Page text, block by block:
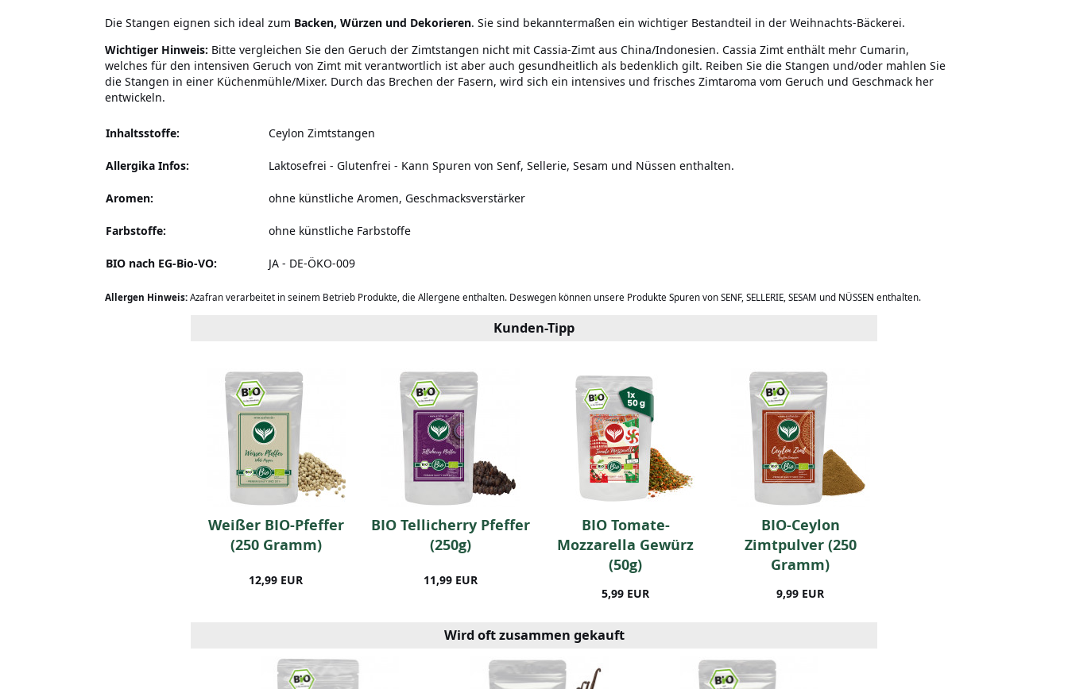
Die Stangen eignen sich ideal zum Backen, Würzen und Dekorieren. Sie sind bekanntermaßen ein wichtiger Bestandteil in der Weihnachts-Bäckerei.
Wichtiger Hinweis: Bitte vergleichen Sie den Geruch der Zimtstangen nicht mit Cassia-Zimt aus China/Indonesien. Cassia Zimt enthält mehr Cumarin,
welches für den intensiven Geruch von Zimt mit verantwortlich ist aber auch gesundheitlich als bedenklich gilt. Reiben Sie die Stangen und/oder mahlen Sie
die Stangen in einer Küchenmühle/Mixer. Durch das Brechen der Fasern, wird sich ein intensives und frisches Zimtaroma vom Geruch und Geschmack her
entwickeln.
Inhaltsstoffe: Ceylon Zimtstangen
Allergika Infos: Laktosefrei - Glutenfrei - Kann Spuren von Senf, Sellerie, Sesam und Nüssen enthalten.
Aromen: ohne künstliche Aromen, Geschmacksverstärker
Farbstoffe: ohne künstliche Farbstoffe
BIO nach EG-Bio-VO: JA - DE-ÖKO-009
Allergen Hinweis: Azafran verarbeitet in seinem Betrieb Produkte, die Allergene enthalten. Deswegen können unsere Produkte Spuren von SENF, SELLERIE, SESAM und NÜSSEN enthalten.
Kunden-Tipp
Weißer BIO-Pfeffer
(250 Gramm)
12,99 EUR
BIO Tellicherry Pfeffer
(250g)
11,99 EUR
BIO Tomate-
Mozzarella Gewürz
(50g)
5,99 EUR
BIO-Ceylon
Zimtpulver (250
Gramm)
9,99 EUR
Wird oft zusammen gekauft